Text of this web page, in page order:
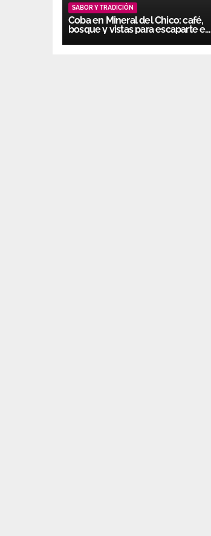
SABOR Y TRADICIÓN
Coba en Mineral del Chico: café,
bosque y vistas para escaparte en